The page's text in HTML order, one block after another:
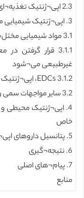
2.3 اپی¬ژنتیک تغذیه¬ای: آینده
3. اپی¬ژنتیک شیمیایی محیطی
3.1 مواد شیمیایی مختل¬کننده¬ی سیستم درون¬ریز ( EDCs)
غیرطبیعی می¬شود
3.1.2 EDCs، اپی¬ژنتیک و سرطان
3.2 سایر مواجهات سمی و اثرات اپی¬ژنتیک
4. اپی¬ژنتیک محیطی
خاص
5. پتانسیل داروهای اپی¬ژنتیکی
6. نتیجه¬گیری
7. پیام¬های اصلی
منابع